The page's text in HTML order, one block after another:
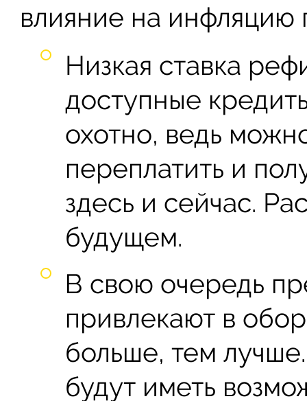
влияние на инфляцию
Низкая ставка
доступные
охотно, ведь
переплатить и
здесь и сейчас.
будущем.
В свою очередь
привлекают в
больше, тем
будут иметь